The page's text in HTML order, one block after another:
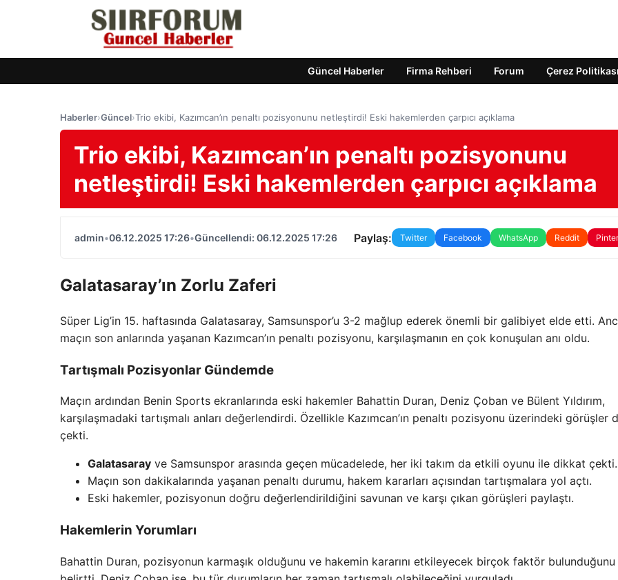
Güncel Haberler Firma Rehberi Forum Çerez Politikası
Haberler›Güncel›Trio ekibi, Kazımcan’ın penaltı pozisyonunu netleştirdi! Eski hakemlerden çarpıcı açıklama
Trio ekibi, Kazımcan’ın penaltı pozisyonunu
netleştirdi! Eski hakemlerden çarpıcı açıklama
admin•06.12.2025 17:26•Güncellendi: 06.12.2025 17:26 Paylaş: Twitter Facebook WhatsApp Reddit
Galatasaray’ın Zorlu Zaferi
Süper Lig’in 15. haftasında Galatasaray, Samsunspor’u 3-2 mağlup ederek önemli bir galibiyet elde etti.
maçın son anlarında yaşanan Kazımcan’ın penaltı pozisyonu, karşılaşmanın en çok konuşulan anı oldu.
Tartışmalı Pozisyonlar Gündemde
Maçın ardından Benin Sports ekranlarında eski hakemler Bahattin Duran, Deniz Çoban ve Bülent Yıldırım,
karşılaşmadaki tartışmalı anları değerlendirdi. Özellikle Kazımcan’ın penaltı pozisyonu üzerindeki görüşler
çekti.
Galatasaray ve Samsunspor arasında geçen mücadelede, her iki takım da etkili oyunu ile dikkat çekti.
Maçın son dakikalarında yaşanan penaltı durumu, hakem kararları açısından tartışmalara yol açtı.
Eski hakemler, pozisyonun doğru değerlendirildiğini savunan ve karşı çıkan görüşleri paylaştı.
Hakemlerin Yorumları
Bahattin Duran, pozisyonun karmaşık olduğunu ve hakemin kararını etkileyecek birçok faktör bulunduğunu